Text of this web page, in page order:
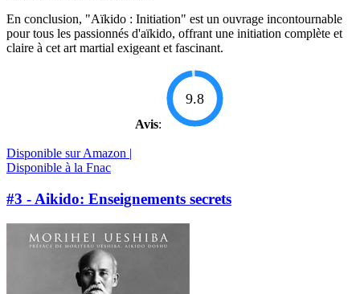
En conclusion, "Aïkido : Initiation" est un ouvrage incontournable
pour tous les passionnés d'aïkido, offrant une initiation complète et
claire à cet art martial exigeant et fascinant.
Avis:
9.8
Disponible sur Amazon |
Disponible à la Fnac
#3 - Aikido: Enseignements secrets